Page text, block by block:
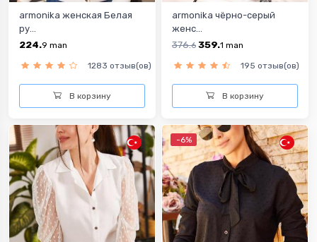
armonika женская Белая
ру...
224.9 man
1283 отзыв(ов)
В корзину
armonika чёрно-серый
женс...
376.6 359.1 man
195 отзыв(ов)
В корзину
-6%